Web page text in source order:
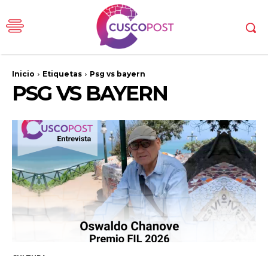
Inicio Etiquetas Psg vs bayern
PSG VS BAYERN